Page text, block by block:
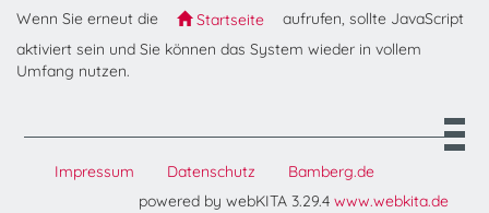
Wenn Sie erneut die Startseite
aufrufen, sollte JavaScript
aktiviert sein und Sie können das System wieder in vollem
Umfang nutzen.
Impressum Datenschutz
Bamberg.de
powered by webKITA 3.29.4 www.webkita.de